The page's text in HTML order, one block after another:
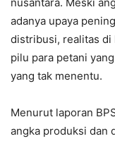
adanya upaya
distribusi, realitas di
pilu para petani
yang tak menentu.
Menurut laporan
angka produksi dan